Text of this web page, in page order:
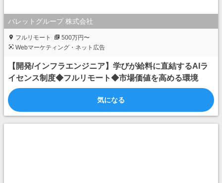
バレットグループ 株式会社
フルリモート
500万円〜
Webマーケティング・ネット広告
【開発/インフラエンジニア】学びが給料に直結するAIラ
イセンス制度◆フルリモート◆市場価値を高める環境
気になる